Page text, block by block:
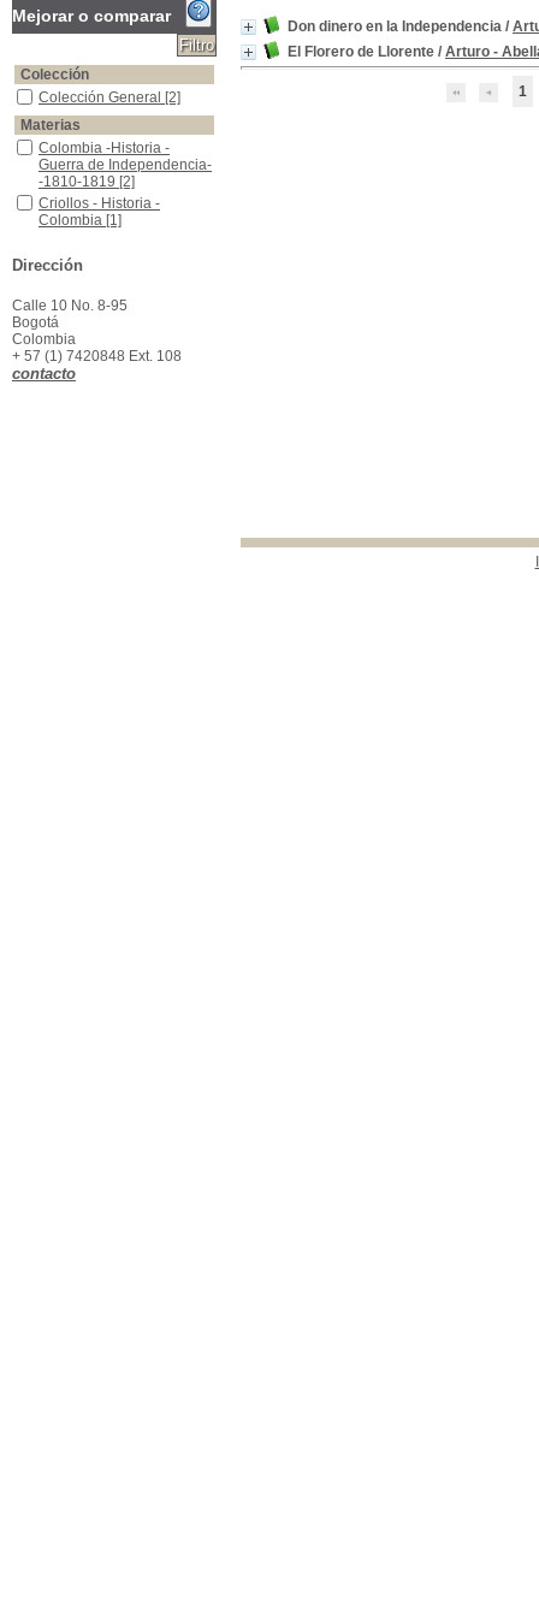
Don dinero en la Independencia /
El Florero de Llorente / Arturo -
1
Mejorar o comparar
Colección
Colección General
Colección General [2]
Materias
Colombia -Historia -Guerra de Independencia--1810-1819
Colombia -Historia -
Guerra de Independencia-
-1810-1819 [2]
Criollos - Historia - Colombia
Criollos - Historia -
Colombia [1]
Historia - Colombia
Dirección
Calle 10 No. 8-95
Bogotá
Colombia
+ 57 (1) 7420848 Ext. 108
contacto